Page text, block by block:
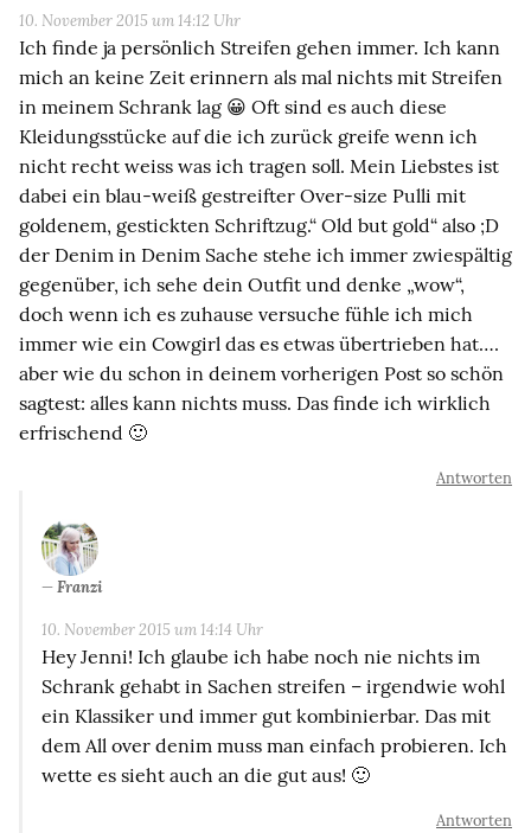
10. November 2015 um 14:12 Uhr
Ich finde ja persönlich Streifen gehen immer. Ich kann
mich an keine Zeit erinnern als mal nichts mit Streifen
in meinem Schrank lag 😀 Oft sind es auch diese
Kleidungsstücke auf die ich zurück greife wenn ich
nicht recht weiss was ich tragen soll. Mein Liebstes ist
dabei ein blau-weiß gestreifter Over-size Pulli mit
goldenem, gestickten Schriftzug.“ Old but gold“ also ;D
der Denim in Denim Sache stehe ich immer zwiespältig
gegenüber, ich sehe dein Outfit und denke „wow“,
doch wenn ich es zuhause versuche fühle ich mich
immer wie ein Cowgirl das es etwas übertrieben hat….
aber wie du schon in deinem vorherigen Post so schön
sagtest: alles kann nichts muss. Das finde ich wirklich
erfrischend 🙂
Antworten
Franzi
10. November 2015 um 14:14 Uhr
Hey Jenni! Ich glaube ich habe noch nie nichts im
Schrank gehabt in Sachen streifen – irgendwie wohl
ein Klassiker und immer gut kombinierbar. Das mit
dem All over denim muss man einfach probieren. Ich
wette es sieht auch an die gut aus! 🙂
Antworten